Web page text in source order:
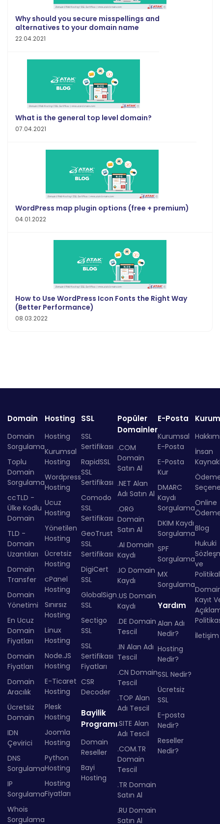
Why should you secure misspellings and
alternatives to your domain name
22.04.2021
What is the general top level domain?
07.04.2021
WordPress map plugin options (free + premium)
04.01.2022
How to Use WordPress Icon Fonts the Right Way
(Better Performance)
08.03.2022
Domain
Domain
Sorgulama
Toplu
Domain
Sorgulama
ccTLD -
Ülke Kodlu
Domain
TLD -
Domain
Uzantıları
Domain
Transfer
Domain
Yönetimi
En Ucuz
Domain
Fiyatları
Domain
Fiyatları
Domain
Aracılık
Ücretsiz
Domain
IDN
Çevirici
DNS
Sorgulama
IP
Sorgulama
Whois
Sorgulama
Hosting
Hosting
Kurumsal
Hosting
Wordpress
Hosting
Ucuz
Hosting
Yönetilen
Hosting
Ücretsiz
Hosting
cPanel
Hosting
Sınırsız
Hosting
Linux
Hosting
Node.JS
Hosting
E-Ticaret
Hosting
Plesk
Hosting
Joomla
Hosting
Python
Hosting
Hosting
Fiyatları
SSL
SSL
Sertifikası
RapidSSL
SSL
Sertifikası
Comodo
SSL
Sertifikası
GeoTrust
SSL
Sertifikası
DigiCert
SSL
GlobalSign
SSL
Sectigo
SSL
SSL
Sertifikası
Fiyatları
CSR
Decoder
Bayilik
Programı
Domain
Reseller
Bayi
Hosting
Popüler
Domainler
.COM
Domain
Satın Al
.NET Alan
Adı Satın Al
.ORG
Domain
Satın Al
.AI Domain
Kaydı
.IO Domain
Kaydı
.US Domain
Kaydı
.DE Domain
Tescil
.IN Alan Adı
Tescil
.CN Domain
Tescil
.TOP Alan
Adı Tescil
.SITE Alan
Adı Tescil
.COM.TR
Domain
Tescil
.TR Domain
Satın Al
.RU Domain
Satın Al
E-Posta
Kurumsal
E-Posta
E-Posta
Kur
DMARC
Kaydı
Sorgulama
DKIM Kaydı
Sorgulama
SPF
Sorgulama
MX
Sorgulama
Yardım
Alan Adı
Nedir?
Hosting
Nedir?
SSL Nedir?
Ücretsiz
SSL
E-posta
Nedir?
Reseller
Nedir?
İnsan
Online
Blog
Hukuki
ve
Kayıt
İletişim